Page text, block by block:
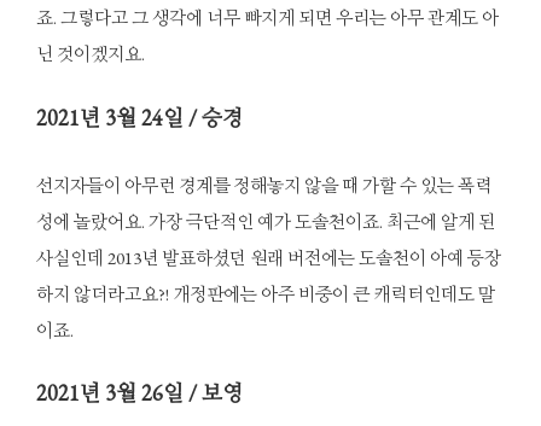
죠. 그렇다고 그 생각에 너무 빠지게 되면 우리는 아무 관계도 아
닌 것이겠지요.
2021년 3월 24일 / 승경
선지자들이 아무런 경계를 정해놓지 않을 때 가할 수 있는 폭력
성에 놀랐어요. 가장 극단적인 예가 도솔천이죠. 최근에 알게 된
사실인데 2013년 발표하셨던 원래 버전에는 도솔천이 아예 등장
하지 않더라고요?! 개정판에는 아주 비중이 큰 캐릭터인데도 말
이죠.
2021년 3월 26일 / 보영